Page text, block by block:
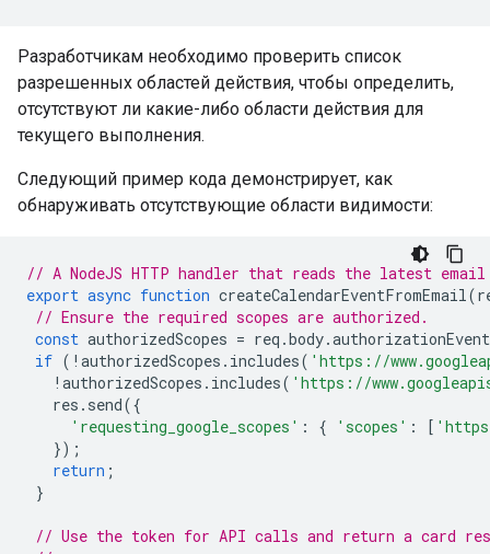
Разработчикам необходимо проверить список
разрешенных областей действия, чтобы определить,
отсутствуют ли какие-либо области действия для
текущего выполнения.
Следующий пример кода демонстрирует, как
обнаруживать отсутствующие области видимости:
// A NodeJS HTTP handler that reads the latest
export async function createCalendarEventFromEmail(
// Ensure the required scopes are authorized.
const authorizedScopes = req .body.
if ( ! authorizedScopes . includes( 'https://
! authorizedScopes . includes( 'https://
res . send({
'requesting_google_scopes' : { 'scopes' : [
});
return ;
}
// Use the token for API calls and return a card